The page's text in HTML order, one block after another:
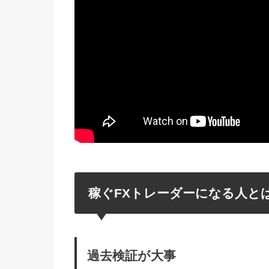
稼ぐFXトレーダーになる人と
過去検証が大事